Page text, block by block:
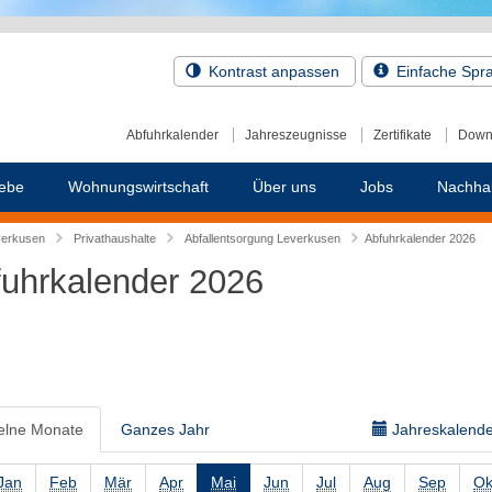
Kontrast anpassen Einfache
Abfuhrkalender Jahreszeugnisse Zertifikate
Wohnungswirtschaft Über uns Jobs
Privathaushalte Abfallentsorgung Leverkusen Abfuhrkalender 2026
2026
Monate Ganzes Jahr
Feb Mär Apr Mai Jun Jul Aug Sep